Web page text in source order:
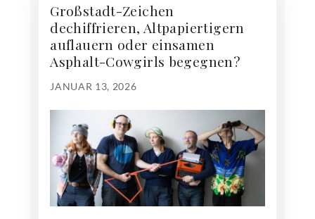
Großstadt-Zeichen
dechiffrieren, Altpapiertigern
auflauern oder einsamen
Asphalt-Cowgirls begegnen?
JANUAR 13, 2026